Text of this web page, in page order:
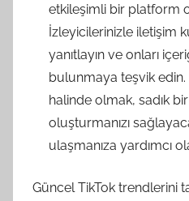
etkileşimli bir platform
İzleyicilerinizle iletişim
yanıtlayın ve onları
bulunmaya teşvik
halinde olmak, sadık
oluşturmanızı
ulaşmanıza yardımcı
Güncel TikTok trendlerini